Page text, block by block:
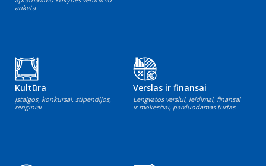
anketa
Kultūra
Įstaigos, konkursai, stipendijos,
renginiai
Verslas ir finansai
Lengvatos verslui, leidimai, finansai
ir mokesčiai, parduodamas turtas